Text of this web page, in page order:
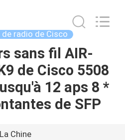
radio de Cisco
sans fil AIR-
de Cisco 5508
12 aps 8 *
de SFP
La Chine